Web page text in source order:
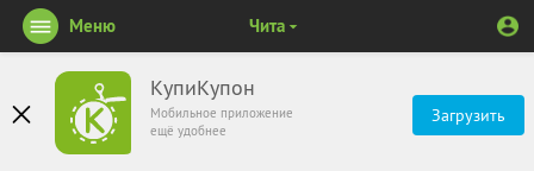
КупиКупон
Мобильное приложение
ещё удобнее
Загрузить
Меню Чита